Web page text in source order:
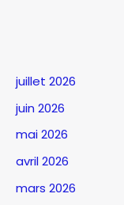
juillet 2026
juin 2026
mai 2026
avril 2026
mars 2026